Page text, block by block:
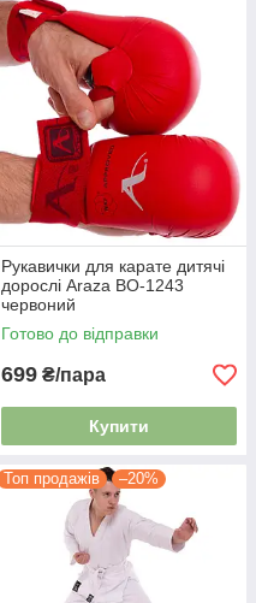
Рукавички для карате дитячі
дорослі Araza BO-1243
червоний
Готово до відправки
699 ₴/пара
Купити
Топ продажів –20%